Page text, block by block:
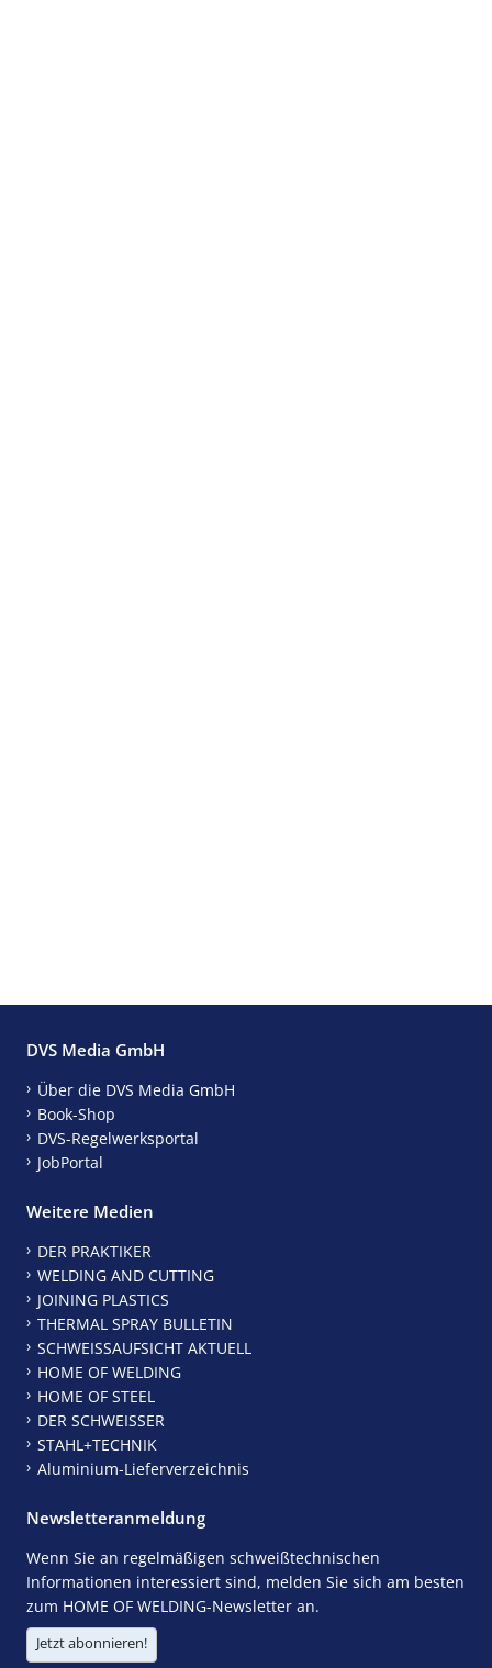
DVS Media GmbH
Über die DVS Media GmbH
Book-Shop
DVS-Regelwerksportal
JobPortal
Weitere Medien
DER PRAKTIKER
WELDING AND CUTTING
JOINING PLASTICS
THERMAL SPRAY BULLETIN
SCHWEISSAUFSICHT AKTUELL
HOME OF WELDING
HOME OF STEEL
DER SCHWEISSER
STAHL+TECHNIK
Aluminium-Lieferverzeichnis
Newsletteranmeldung
Wenn Sie an regelmäßigen schweißtechnischen
Informationen interessiert sind, melden Sie sich am besten
zum HOME OF WELDING-Newsletter an.
Jetzt abonnieren!